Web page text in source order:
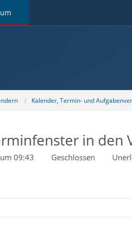
Kalender, Termin- und
in den
09:43 Geschlossen